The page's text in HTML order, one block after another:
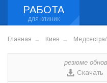
РАБОТА
Главная Киев
резюме
Скачать